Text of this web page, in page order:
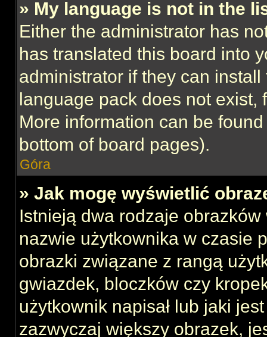
» My language is not in the
Either the administrator has
has translated this board into
administrator if they can
language pack does not exist,
More information can be
bottom of board pages).
Góra
» Jak mogę wyświetlić
Istnieją dwa rodzaje
nazwie użytkownika w czasie
obrazki związane z rangą
gwiazdek, bloczków czy
użytkownik napisał lub jaki
zazwyczaj większy obrazek,